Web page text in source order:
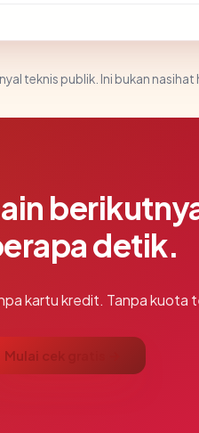
teknis publik. Ini bukan nasihat
detik.
kartu kredit. Tanpa kuota
Mulai cek gratis →